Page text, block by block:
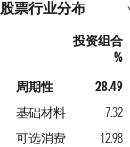
股票行业分布
投资组合
%
周期性 28.49
基础材料
7.32
可选消费
12.98